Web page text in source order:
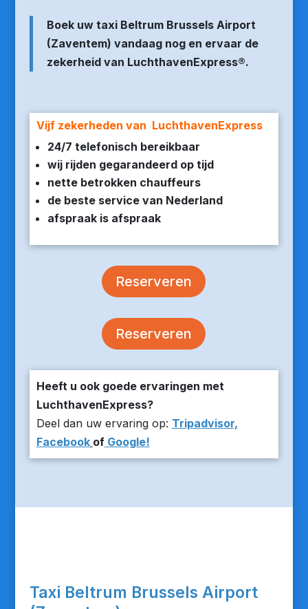
Boek uw taxi Beltrum Brussels Airport
(Zaventem) vandaag nog en ervaar de
zekerheid van LuchthavenExpress®.
Vijf zekerheden van LuchthavenExpress
24/7 telefonisch bereikbaar
wij rijden gegarandeerd op tijd
nette betrokken chauffeurs
de beste service van Nederland
afspraak is afspraak
Reserveren
Reserveren
Heeft u ook goede ervaringen met
LuchthavenExpress?
Deel dan uw ervaring op: Tripadvisor,
Facebook ofGoogle!
Taxi Beltrum Brussels Airport